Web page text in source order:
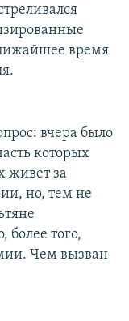
время
вчера было
которых
живет за
но, тем не
более того,
Чем вызван